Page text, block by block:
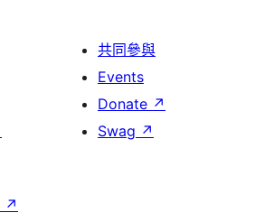
共同參與
Events
Donate ↗
Swag ↗
↗